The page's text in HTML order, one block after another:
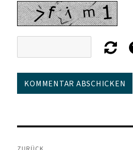
Beitragsnavigation